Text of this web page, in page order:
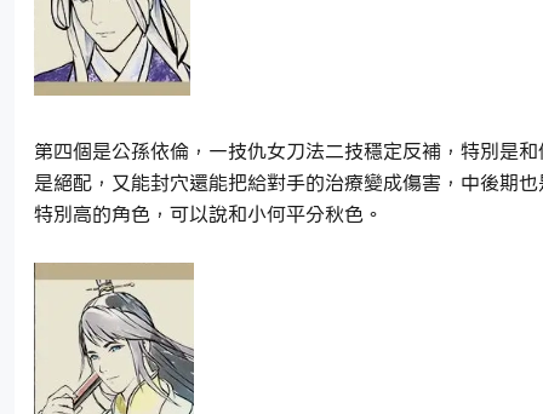
第四個是公孫依倫，一技仇女刀法二技穩定反補，特別是
是絕配，又能封穴還能把給對手的治療變成傷害，中後期
特別高的角色，可以說和小何平分秋色。